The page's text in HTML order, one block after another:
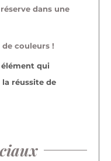
dans une
couleurs !
qui
réussite de